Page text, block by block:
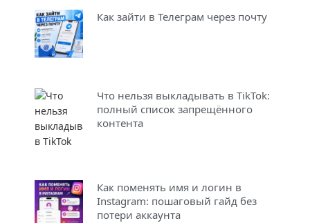
Как зайти в Телеграм через почту
Что нельзя выкладывать в TikTok:
полный список запрещённого
контента
Как поменять имя и логин в
Instagram: пошаговый гайд без
потери аккаунта